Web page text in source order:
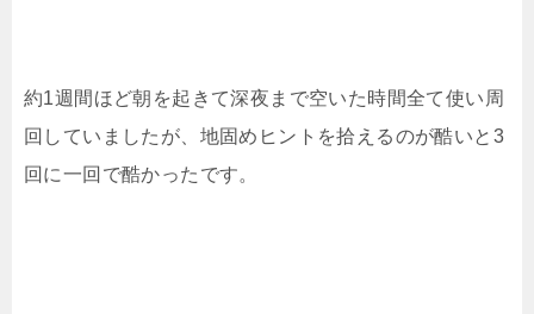
約1週間ほど朝を起きて深夜まで空いた時間全て使い周
回していましたが、地固めヒントを拾えるのが酷いと3
回に一回で酷かったです。